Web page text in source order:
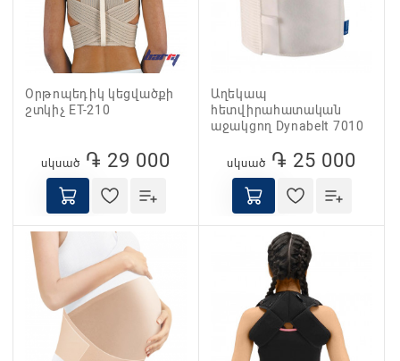
Oրթոպեդիկ կեցվածքի
շտկիչ ET-210
սկսած ֏ 29 000
Աղեկապ
հետվիրահատական
աջակցող Dynabelt 7010
սկսած ֏ 25 000